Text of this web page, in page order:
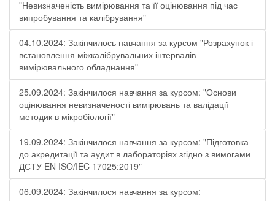
"Невизначеність вимірювання та її оцінювання під час
випробування та калібрування"
04.10.2024: Закінчилось навчання за курсом "Розрахунок і
встановлення міжкалібрувальних інтервалів
вимірювального обладнання"
25.09.2024: Закінчилося навчання за курсом: "Основи
оцінювання невизначеності вимірювань та валідації
методик в мікробіології"
19.09.2024: Закінчилося навчання за курсом: "Підготовка
до акредитації та аудит в лабораторіях згідно з вимогами
ДСТУ EN ISO/IEC 17025:2019"
06.09.2024: Закінчилося навчання за курсом: